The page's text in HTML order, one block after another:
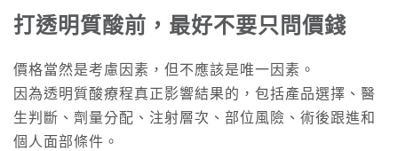
打透明質酸前，最好不要只問價錢
價格當然是考慮因素，但不應該是唯一因素。
因為透明質酸療程真正影響結果的，包括產品選擇、醫
生判斷、劑量分配、注射層次、部位風險、術後跟進和
個人面部條件。